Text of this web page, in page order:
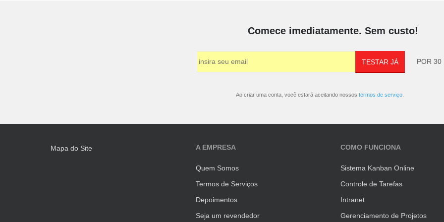
Comece imediatamente. Sem custo!
TESTAR JÁ POR 30
Ao criar uma conta, você estará aceitando nossos termos de serviço.
Mapa do Site A EMPRESA
Quem Somos
Termos de Serviços
Depoimentos
Seja um revendedor
COMO FUNCIONA
Sistema Kanban Online
Controle de Tarefas
Intranet
Gerenciamento de Projetos